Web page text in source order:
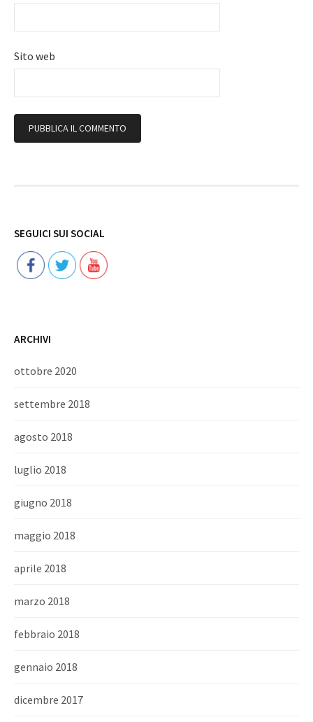
Sito web
SEGUICI SUI SOCIAL
ARCHIVI
ottobre 2020
settembre 2018
agosto 2018
luglio 2018
giugno 2018
maggio 2018
aprile 2018
marzo 2018
febbraio 2018
gennaio 2018
dicembre 2017